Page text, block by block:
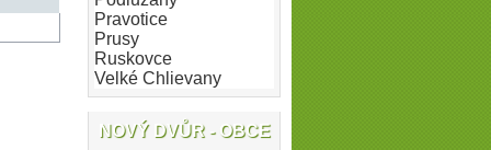
Pravotice
Prusy
Ruskovce
Velké Chlievany
NOVÝ DVŮR - OBCE